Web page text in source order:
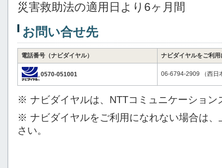
災害救助法の適用日より6ヶ月間
お問い合せ先
電話番号（ナビダイヤル） ナビダイヤルをご利
0570-051001 06-6794-2909 （西日
※ ナビダイヤルは、NTTコミュニケーション
※ ナビダイヤルをご利用になれない場合は
さい。